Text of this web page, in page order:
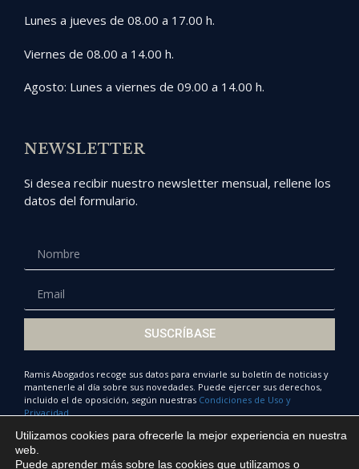
Lunes a jueves de 08.00 a 17.00 h.
Viernes de 08.00 a 14.00 h.
Agosto: Lunes a viernes de 09.00 a 14.00 h.
NEWSLETTER
Si desea recibir nuestro newsletter mensual, rellene los
datos del formulario.
SUSCRÍBASE
Ramis Abogados recoge sus datos para enviarle su boletín de noticias y
mantenerle al día sobre sus novedades. Puede ejercer sus derechos,
incluido el de oposición, según nuestras Condiciones de Uso y
Privacidad.
Utilizamos cookies para ofrecerle la mejor experiencia en nuestra
web.
Puede aprender más sobre las cookies que utilizamos o